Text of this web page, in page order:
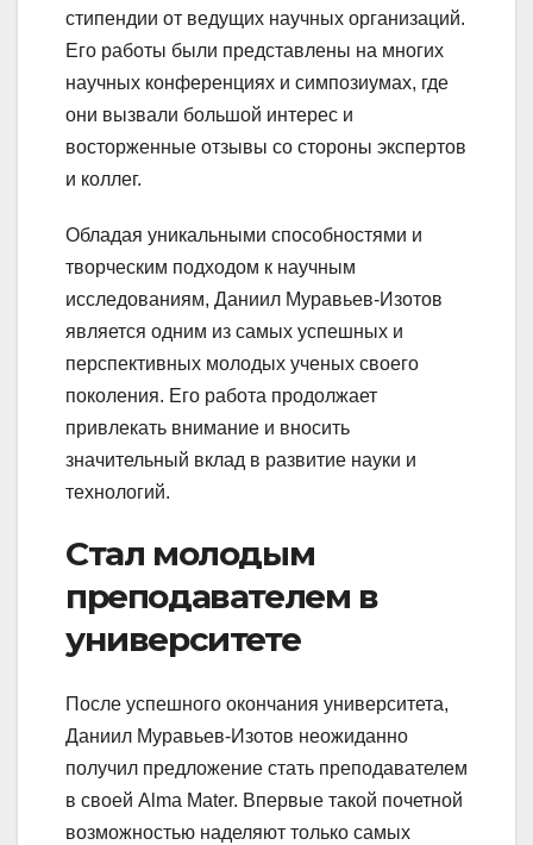
стипендии от ведущих научных организаций.
Его работы были представлены на многих
научных конференциях и симпозиумах, где
они вызвали большой интерес и
восторженные отзывы со стороны экспертов
и коллег.
Обладая уникальными способностями и
творческим подходом к научным
исследованиям, Даниил Муравьев-Изотов
является одним из самых успешных и
перспективных молодых ученых своего
поколения. Его работа продолжает
привлекать внимание и вносить
значительный вклад в развитие науки и
технологий.
Стал молодым
преподавателем в
университете
После успешного окончания университета,
Даниил Муравьев-Изотов неожиданно
получил предложение стать преподавателем
в своей Alma Mater. Впервые такой почетной
возможностью наделяют только самых